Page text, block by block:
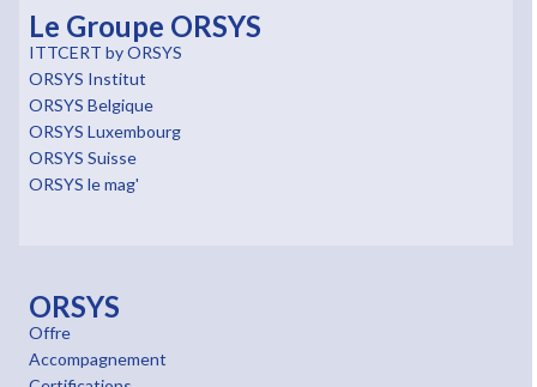
Le Groupe ORSYS
ITTCERT by ORSYS
ORSYS Institut
ORSYS Belgique
ORSYS Luxembourg
ORSYS Suisse
ORSYS le mag'
ORSYS
Offre
Accompagnement